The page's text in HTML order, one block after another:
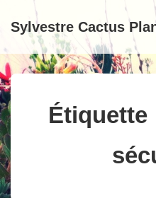
passer
au
contenu
principal
Sylvestre Cactus
Étiquette